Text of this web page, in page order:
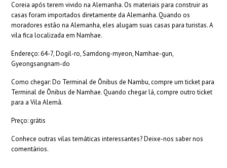
Coreia após terem vivido na Alemanha. Os materiais para construir as
casas foram importados diretamente da Alemanha. Quando os
moradores estão na Alemanha, eles alugam suas casas para turistas. A
vila fica localizada em Namhae.
Endereço: 64-7, Dogil-ro, Samdong-myeon, Namhae-gun,
Gyeongsangnam-do
Como chegar: Do Terminal de Ônibus de Nambu, compre um ticket para
Terminal de Ônibus de Namhae. Quando chegar lá, compre outro ticket
para a Vila Alemã.
Preço: grátis
Conhece outras vilas temáticas interessantes? Deixe-nos saber nos
comentários.